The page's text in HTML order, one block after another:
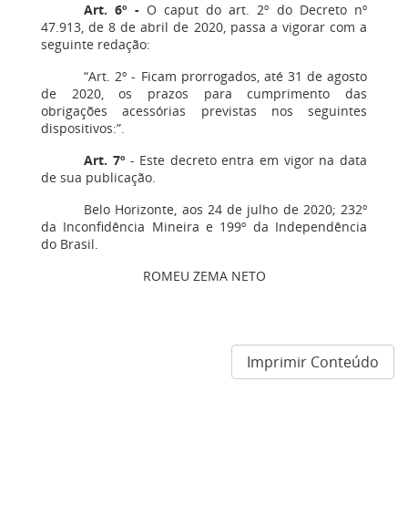
Art. 6º - O caput do art. 2º do Decreto nº
47.913, de 8 de abril de 2020, passa a vigorar com a
seguinte redação:
“Art. 2º - Ficam prorrogados, até 31 de agosto
de 2020, os prazos para cumprimento das
obrigações acessórias previstas nos seguintes
dispositivos:”.
Art. 7º- Este decreto entra em vigor na data
de sua publicação.
Belo Horizonte, aos 24 de julho de 2020; 232º
da Inconfidência Mineira e 199º da Independência
do Brasil.
ROMEU ZEMA NETO
Imprimir Conteúdo